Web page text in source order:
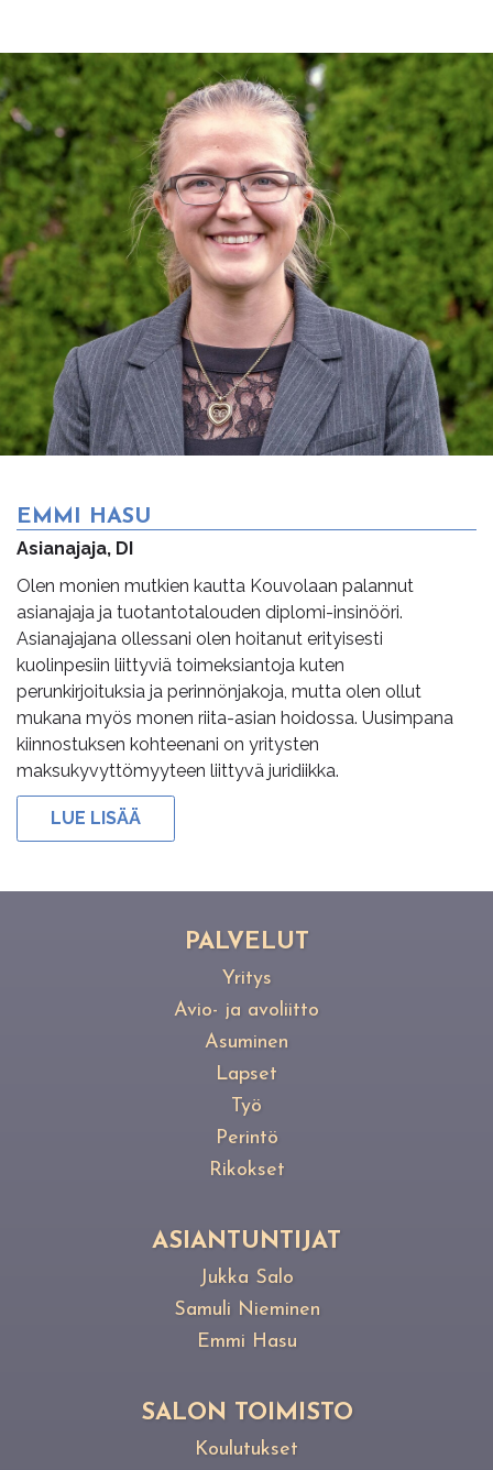
EMMI HASU
Asianajaja, DI
Olen monien mutkien kautta Kouvolaan palannut
asianajaja ja tuotantotalouden diplomi-insinööri.
Asianajajana ollessani olen hoitanut erityisesti
kuolinpesiin liittyviä toimeksiantoja kuten
perunkirjoituksia ja perinnönjakoja, mutta olen ollut
mukana myös monen riita-asian hoidossa. Uusimpana
kiinnostuksen kohteenani on yritysten
maksukyvyttömyyteen liittyvä juridiikka.
LUE LISÄÄ
PAL­VE­LUT
Yritys
Avio- ja avoliitto
Asuminen
Lapset
Työ
Perintö
Rikokset
ASIANTUNTIJAT
Jukka Salo
Samuli Nieminen
Emmi Hasu
SALON TOIMISTO
Koulutukset